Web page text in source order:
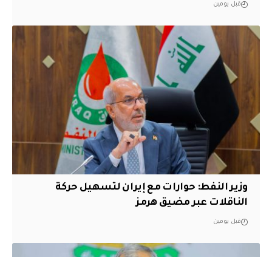
قبل يومين
وزير النفط: حوارات مع إيران لتسهيل حركة
الناقلات عبر مضيق هرمز
قبل يومين